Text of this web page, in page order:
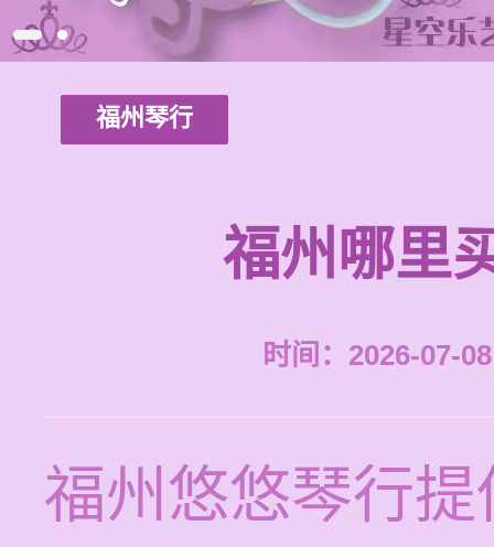
福州琴行
福州哪里
时间：2026-07-
福州悠悠琴行